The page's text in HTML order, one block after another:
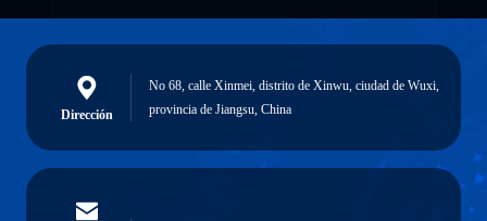
Dirección
No 68, calle Xinmei, distrito de Xinwu, ciudad de Wuxi,
provincia de Jiangsu, China